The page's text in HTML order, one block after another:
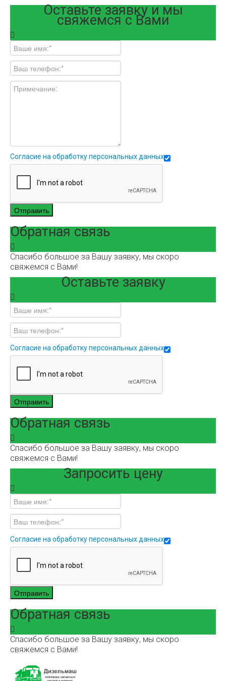
Оставьте заявку и мы
свяжемся с Вами
Согласие на обработку персональных данных
Отправить
Обратная связь
Спасибо большое за Вашу заявку, мы скоро
свяжемся с Вами!
Оставьте заявку
Согласие на обработку персональных данных
Отправить
Обратная связь
Спасибо большое за Вашу заявку, мы скоро
свяжемся с Вами!
Запросить цену
Согласие на обработку персональных данных
Отправить
Обратная связь
Спасибо большое за Вашу заявку, мы скоро
свяжемся с Вами!